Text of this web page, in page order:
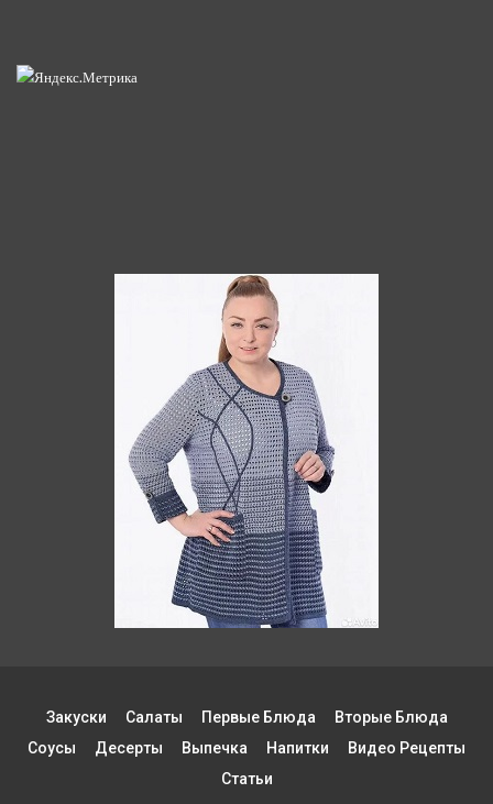
Закуски Салаты Первые Блюда
Вторые Блюда
Соусы
Десерты Выпечка Напитки
Видео Рецепты
Статьи